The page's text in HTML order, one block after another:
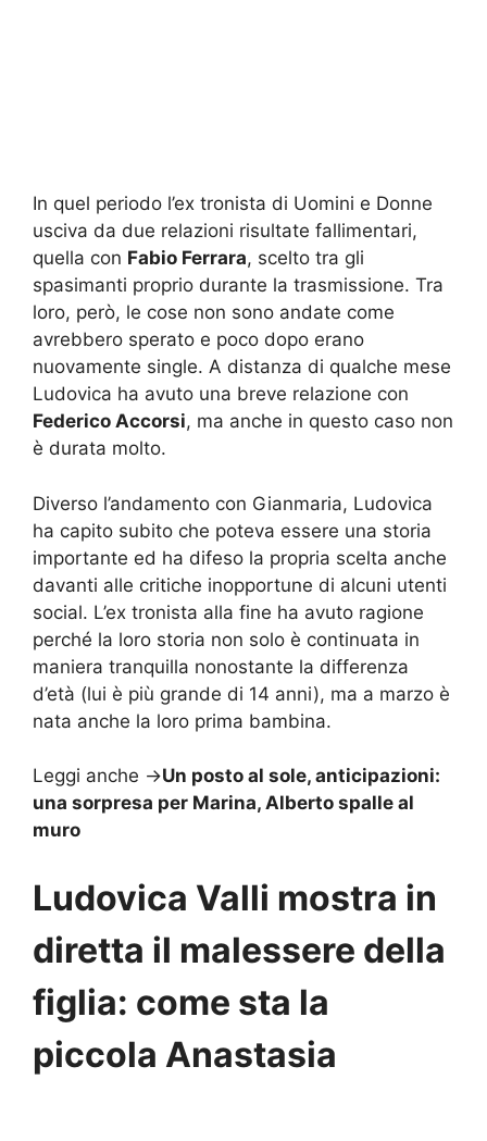
In quel periodo l’ex tronista di Uomini e Donne
usciva da due relazioni risultate fallimentari,
quella con Fabio Ferrara, scelto tra gli
spasimanti proprio durante la trasmissione. Tra
loro, però, le cose non sono andate come
avrebbero sperato e poco dopo erano
nuovamente single. A distanza di qualche mese
Ludovica ha avuto una breve relazione con
Federico Accorsi, ma anche in questo caso non
è durata molto.
Diverso l’andamento con Gianmaria, Ludovica
ha capito subito che poteva essere una storia
importante ed ha difeso la propria scelta anche
davanti alle critiche inopportune di alcuni utenti
social. L’ex tronista alla fine ha avuto ragione
perché la loro storia non solo è continuata in
maniera tranquilla nonostante la differenza
d’età (lui è più grande di 14 anni), ma a marzo è
nata anche la loro prima bambina.
Leggi anche ->Un posto al sole, anticipazioni:
una sorpresa per Marina, Alberto spalle al
muro
Ludovica Valli mostra in
diretta il malessere della
figlia: come sta la
piccola Anastasia